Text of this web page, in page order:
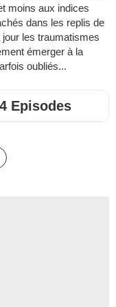
moins aux indices
dans les replis de
les traumatismes
émerger à la
oubliés...
4 Episodes